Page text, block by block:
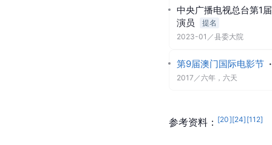
中央广播电视总台第1
演员
提名
2023-01 ／县委大院
第9届澳门国际电影节 ·
2017 ／六年，六天
参考资料： [20][24] [112]